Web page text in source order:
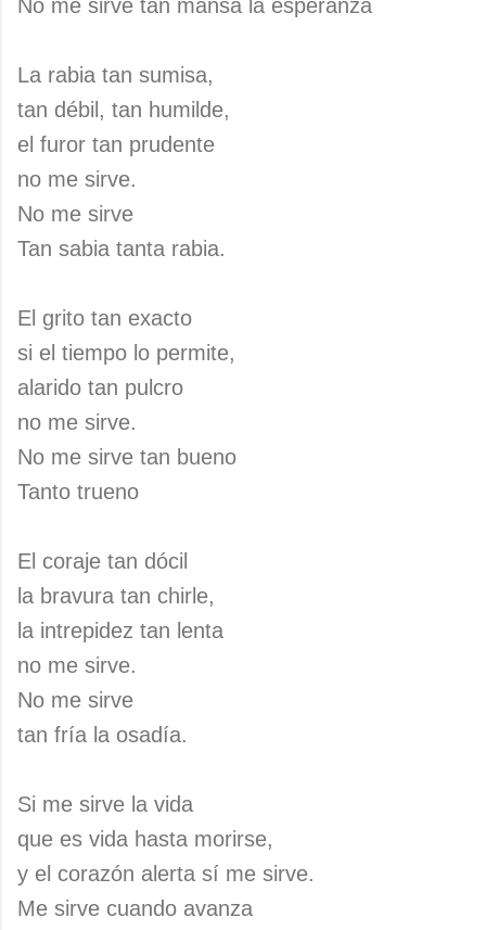
No me sirve tan mansa la esperanza
La rabia tan sumisa,
tan débil, tan humilde,
el furor tan prudente
no me sirve.
No me sirve
Tan sabia tanta rabia.
El grito tan exacto
si el tiempo lo permite,
alarido tan pulcro
no me sirve.
No me sirve tan bueno
Tanto trueno
El coraje tan dócil
la bravura tan chirle,
la intrepidez tan lenta
no me sirve.
No me sirve
tan fría la osadía.
Si me sirve la vida
que es vida hasta morirse,
y el corazón alerta sí me sirve.
Me sirve cuando avanza